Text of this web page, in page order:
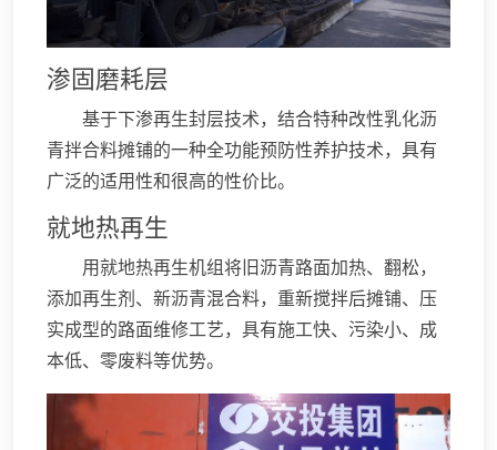
渗固磨耗层
基于下渗再生封层技术，结合特种改性乳化沥
青拌合料摊铺的一种全功能预防性养护技术，具有
广泛的适用性和很高的性价比。
就地热再生
用就地热再生机组将旧沥青路面加热、翻松，
添加再生剂、新沥青混合料，重新搅拌后摊铺、压
实成型的路面维修工艺，具有施工快、污染小、成
本低、零废料等优势。